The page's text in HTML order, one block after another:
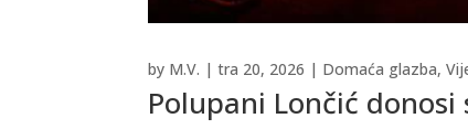
Polupani Lončić
by M.V. |tra 20, 2026 | Domaća glazba,